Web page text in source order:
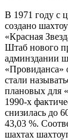
В 1971 году с
создано
«Красная
Штаб нового
админздании
«Провиданса»
стали
плановых для
1990-х
снизилась до
43,03 %.
шахтах